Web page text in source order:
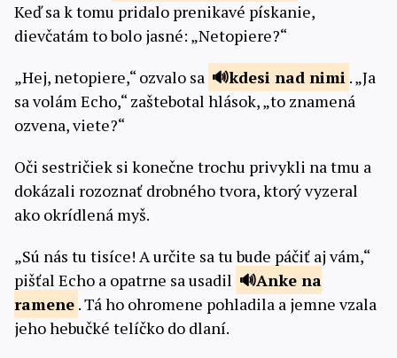
Keď sa k tomu pridalo prenikavé pískanie,
dievčatám to bolo jasné: „Netopiere?“
„Hej, netopiere,“ ozvalo sa
kdesi nad nimi . „Ja
sa volám Echo,“ zaštebotal hlások, „to znamená
ozvena, viete?“
Oči sestričiek si konečne trochu privykli na tmu a
dokázali rozoznať drobného tvora, ktorý vyzeral
ako okrídlená myš.
„Sú nás tu tisíce! A určite sa tu bude páčiť aj vám,“
pišťal Echo a opatrne sa usadil
Anke na
ramene . Tá ho ohromene pohladila a jemne vzala
jeho hebučké telíčko do dlaní.